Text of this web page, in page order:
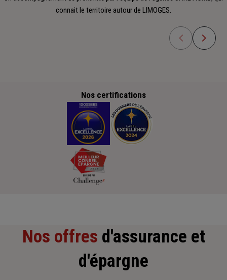
connait le territoire autour de LIMOGES.
Nos certifications
Nos offres d'assurance et
d'épargne